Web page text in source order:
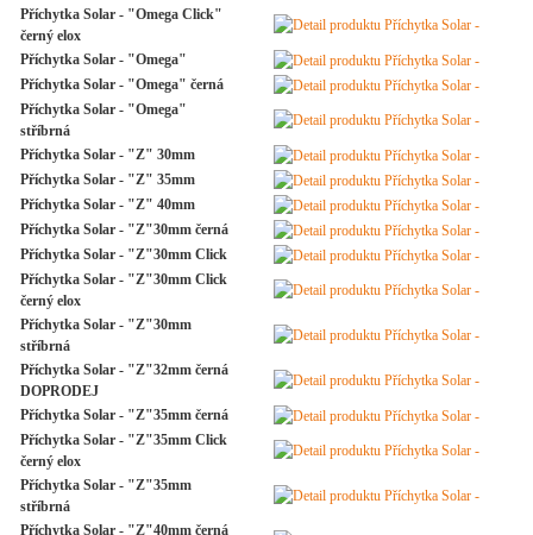
Příchytka Solar - "Omega Click"
černý elox
Příchytka Solar - "Omega"
Příchytka Solar - "Omega" černá
Příchytka Solar - "Omega"
stříbrná
Příchytka Solar - "Z" 30mm
Příchytka Solar - "Z" 35mm
Příchytka Solar - "Z" 40mm
Příchytka Solar - "Z"30mm černá
Příchytka Solar - "Z"30mm Click
Příchytka Solar - "Z"30mm Click
černý elox
Příchytka Solar - "Z"30mm
stříbrná
Příchytka Solar - "Z"32mm černá
DOPRODEJ
Příchytka Solar - "Z"35mm černá
Příchytka Solar - "Z"35mm Click
černý elox
Příchytka Solar - "Z"35mm
stříbrná
Příchytka Solar - "Z"40mm černá